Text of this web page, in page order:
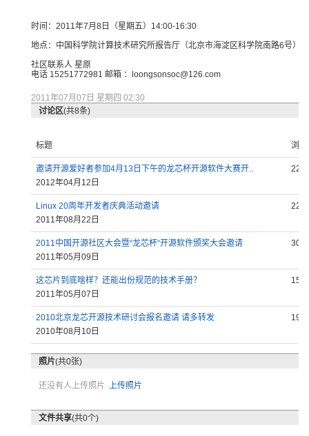
时间：2011年7月8 日（星期五）14:00-16:30
地点：中 国科学院计算技术研究所报告厅（北京市海淀 区科学院南路6号）
社区联系人 星原
电话 15251772981 邮箱 ：loongsonsoc@126.com
2011年07月07日 星期四 02:30
讨论区(共8条)
标题 浏览
邀请开源爱好者参加4月13日下午的龙芯杯开源软件大赛开..
2012年04月12日
Linux 20周年开发者庆典活动邀请
2011年08月22日
2011中国开源社区大会暨“龙芯杯“开源软件颁奖大会邀请
2011年05月09日
这芯片到底啥样？还能出份规范的技术手册？
2011年05月07日
2010北京龙芯开源技术研讨会报名邀请 请多转发
2010年08月10日
照片(共0张)
还没有人上传照片 上传照片
文件共享(共0个)